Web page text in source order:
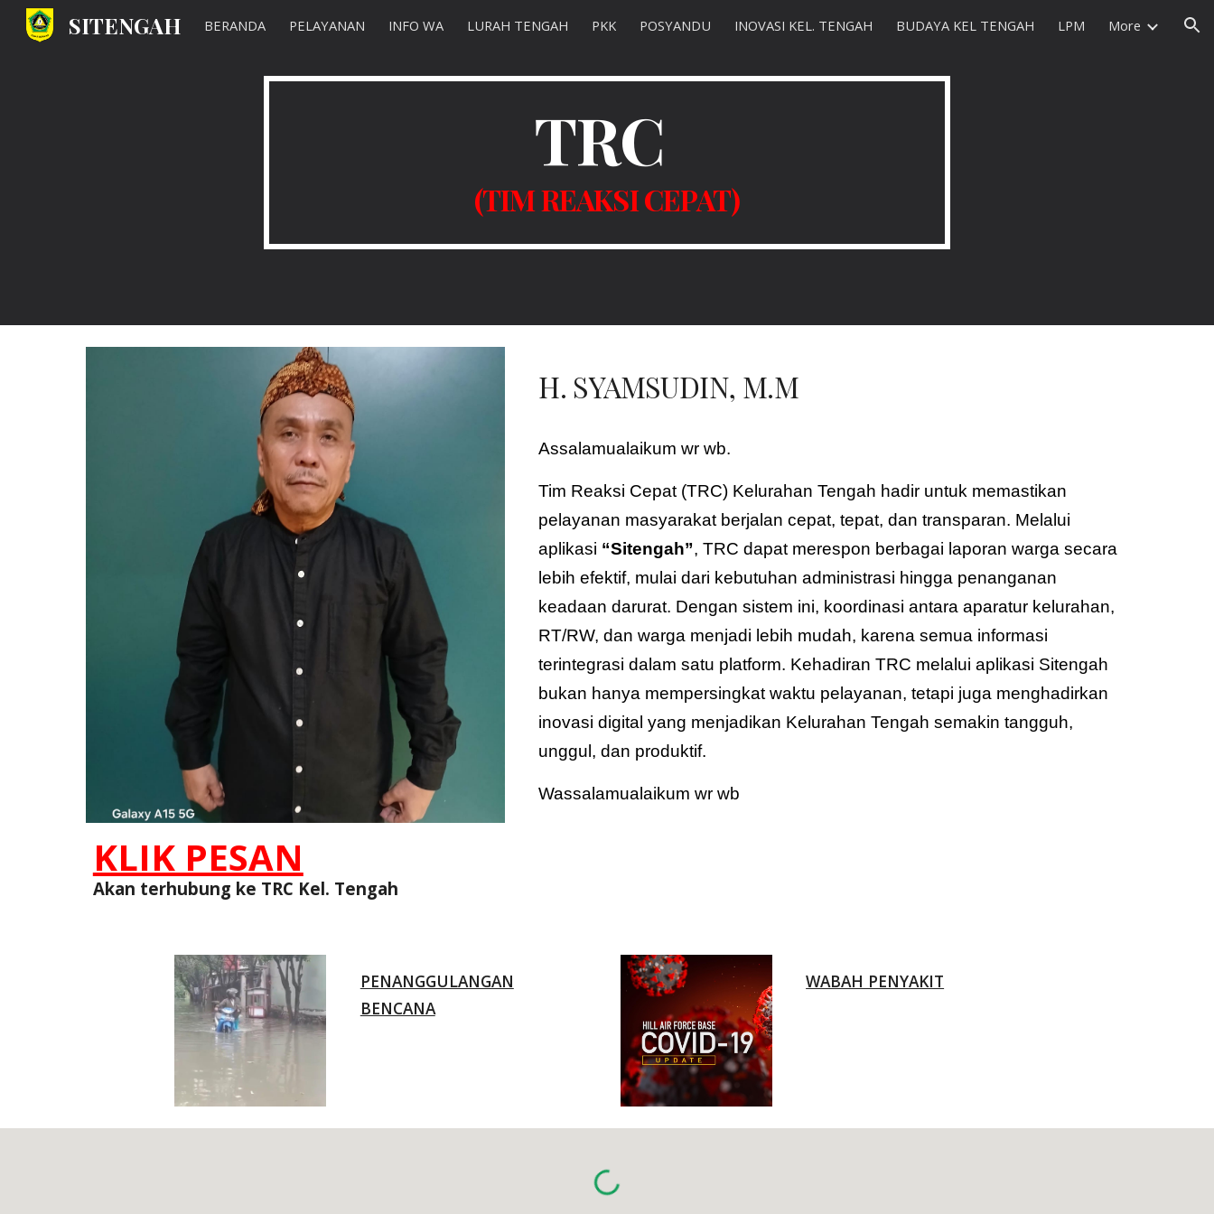
Skip to main content Skip to navigation
SITENGAH BERANDA PELAYANAN INFO WA LURAH TENGAH PKK POSYANDU INOVASI KEL. TENGAH BUDAYA KEL TENGAH LPM More
TRC
(TIM REAKSI CEPAT)
KLIK PESAN
Akan terhubung ke TRC Kel. Tengah
H. SYAMSUDIN, M.M
Assalamualaikum wr wb.
Tim Reaksi Cepat (TRC) Kelurahan Tengah hadir untuk memastikan
pelayanan masyarakat berjalan cepat, tepat, dan transparan. Melalui
aplikasi “Sitengah”, TRC dapat merespon berbagai laporan warga secara
lebih efektif, mulai dari kebutuhan administrasi hingga penanganan
keadaan darurat. Dengan sistem ini, koordinasi antara aparatur kelurahan,
RT/RW, dan warga menjadi lebih mudah, karena semua informasi
terintegrasi dalam satu platform. Kehadiran TRC melalui aplikasi Sitengah
bukan hanya mempersingkat waktu pelayanan, tetapi juga menghadirkan
inovasi digital yang menjadikan Kelurahan Tengah semakin tangguh,
unggul, dan produktif.
Wassalamualaikum wr wb
PENANGGULANGAN
BENCANA
WABAH PENYAKIT